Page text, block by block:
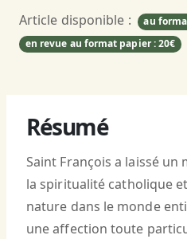
Article disponible :
au
en revue au format papier : 20€
Résumé
Saint François a laissé un
la spiritualité catholique
nature dans le monde
une affection toute